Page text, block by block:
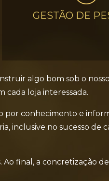
GESTÃO DE
algo bom sob o
cada loja interessada.
por conhecimento e
inclusive no sucesso de
final, a concretização